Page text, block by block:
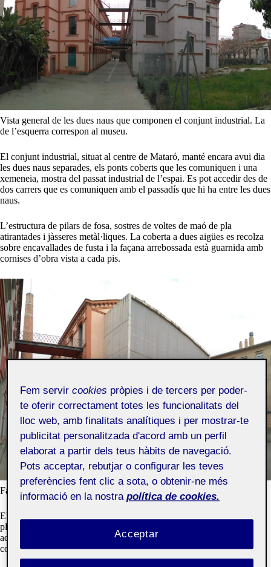
Vista general de les dues naus que componen el conjunt industrial. La
de l’esquerra correspon al museu.
El conjunt industrial, situat al centre de Mataró, manté encara avui dia
les dues naus separades, els ponts coberts que les comuniquen i una
xemeneia, mostra del passat industrial de l’espai. Es pot accedir des de
dos carrers que es comuniquen amb el passadís que hi ha entre les dues
naus.
L’estructura de pilars de fosa, sostres de voltes de maó de pla
atirantades i jàsseres metàl·liques. La coberta a dues aigües es recolza
sobre encavallades de fusta i la façana arrebossada està guarnida amb
cornises d’obra vista a cada pis.
Façana principal
El museu ocupa només una de les dues naus i està compos per tres
plantes. La planta baixa és on es realitzen les exposicions temporals,
actes i tallers, la primera acull el museu pròpiament dit i la segona
completa l’oferta temàtica amb una zona de preservació i investigació.
Fem servircookies pròpies i de tercers per poder-
te oferir correctament totes les funcionalitats del
lloc web, amb finalitats analítiques i per mostrar-te
publicitat personalitzada d'acord amb un perfil
elaborat a partir dels teus hàbits de navegació.
Pots acceptar, rebutjar o configurar les teves
preferències fent clic a sota, o obtenir-ne més
informació en la nostra política de cookies.
Acceptar